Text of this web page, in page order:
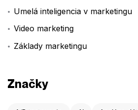
Umelá inteligencia v marketingu
Video marketing
Základy marketingu
Značky